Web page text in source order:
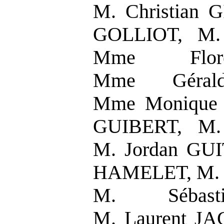
M. Christian
GOLLIOT,
Mme
Mme
Mme
GUIBERT,
M. Jordan
HAMELET, M.
M.
M. Laurent